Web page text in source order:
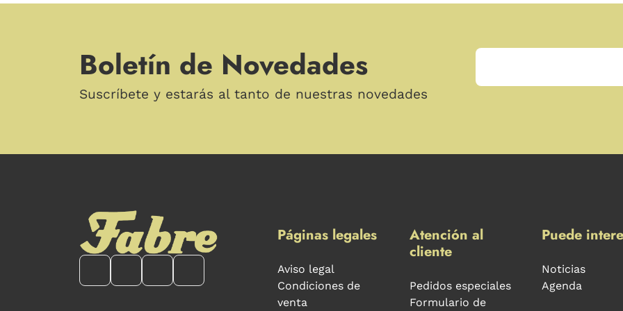
Boletín de Novedades
Suscríbete y estarás al tanto de nuestras novedades
Páginas legales
Aviso legal
Condiciones de
venta
Atención al
cliente
Pedidos especiales
Formulario de
Puede
Noticias
Agenda